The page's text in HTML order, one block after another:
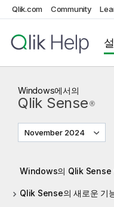
Qlik.com Community
Windows에서의
Qlik Sense ®
November 2024
Windows의 Qlik Sense
Qlik Sense의 새로운 기